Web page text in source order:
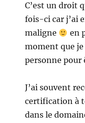
C’est un droit
fois-ci car j’ai
maligne
en
moment que
personne
J’ai souvent
certification à
dans le